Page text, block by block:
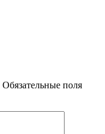
Обязательные поля